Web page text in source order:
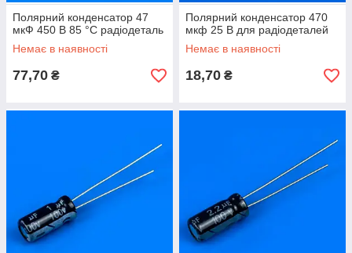
Полярний конденсатор 47
мкФ 450 В 85 °C радіодеталь
Немає в наявності
77,70 ₴
Полярний конденсатор 470
мкф 25 В для радіодеталей
Немає в наявності
18,70 ₴